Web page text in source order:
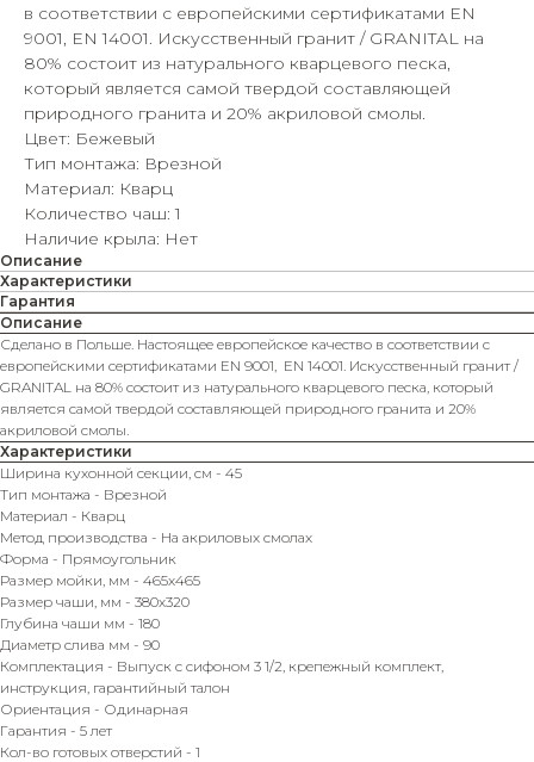
в соответствии с европейскими сертификатами EN
9001, EN 14001. Искусственный гранит / GRANITAL на
80% состоит из натурального кварцевого песка,
который является самой твердой составляющей
природного гранита и 20% акриловой смолы.
Цвет: Бежевый
Тип монтажа: Врезной
Материал: Кварц
Количество чаш: 1
Наличие крыла: Нет
Описание
Характеристики
Гарантия
Описание
Сделано в Польше. Настоящее европейское качество в соответствии с
европейскими сертификатами EN 9001, EN 14001. Искусственный гранит /
GRANITAL на 80% состоит из натурального кварцевого песка, который
является самой твердой составляющей природного гранита и 20%
акриловой смолы.
Характеристики
Ширина кухонной секции, см - 45
Тип монтажа - Врезной
Материал - Кварц
Метод производства - На акриловых смолах
Форма - Прямоугольник
Размер мойки, мм - 465х465
Размер чаши, мм - 380х320
Глубина чаши мм - 180
Диаметр слива мм - 90
Комплектация - Выпуск с сифоном 3 1/2, крепежный комплект,
инструкция, гарантийный талон
Ориентация - Одинарная
Гарантия - 5 лет
Кол-во готовых отверстий - 1